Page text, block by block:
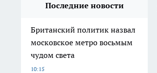
Последние новости
Британский политик назвал
московское метро восьмым
чудом света
10:15